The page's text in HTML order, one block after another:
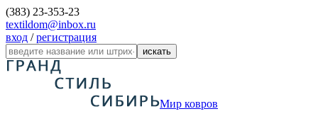
(383) 23-353-23
textildom@inbox.ru
вход /регистрация
искать
Мир ковров